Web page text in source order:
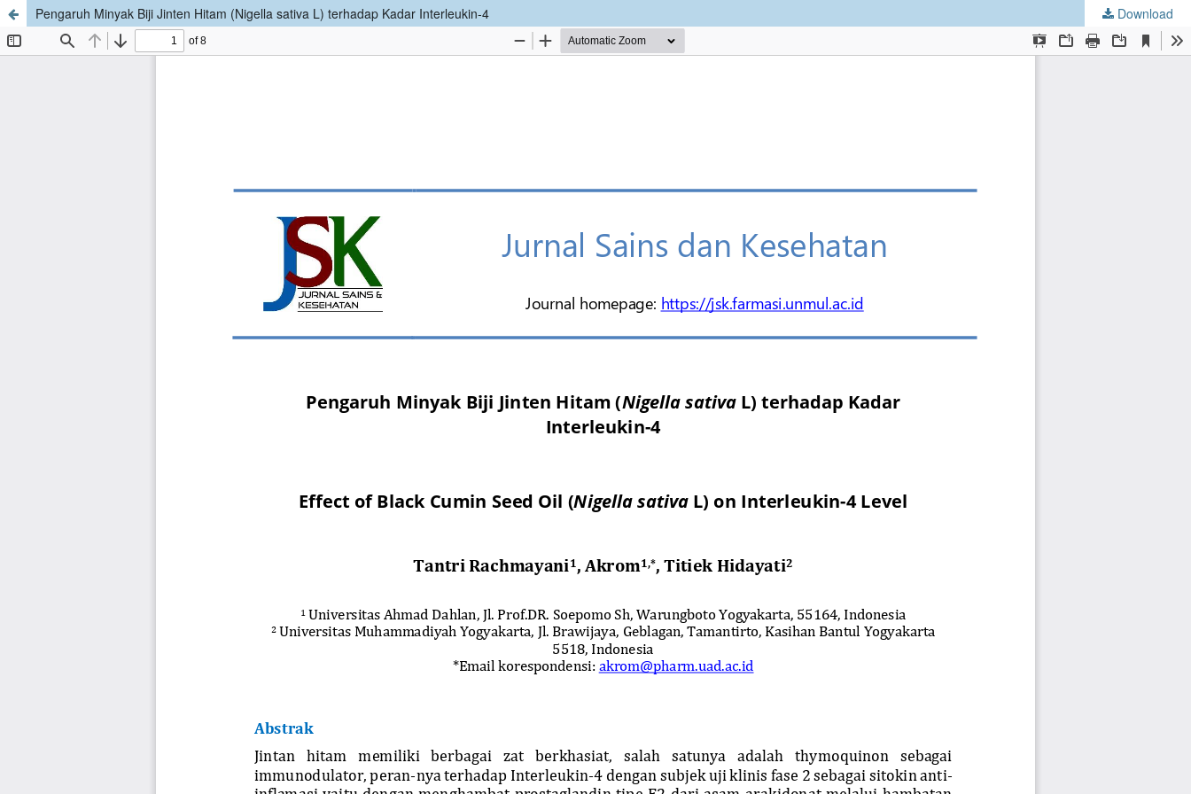
Pengaruh Minyak Biji Jinten Hitam (Nigella sativa L) terhadap Kadar Interleukin-4 Download